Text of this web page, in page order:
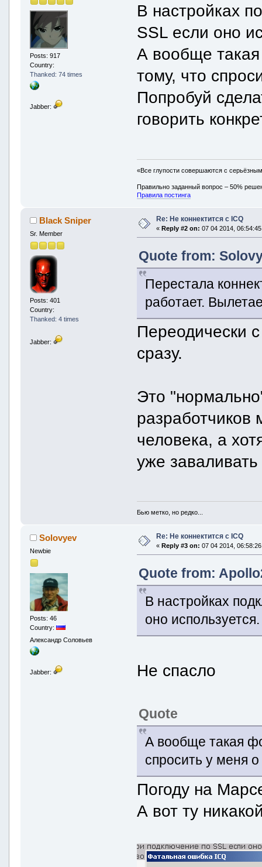
Posts: 917
Country:
Thanked: 74 times
Jabber:
В настройках
SSL если оно
А вообще
тому, что
Попробуй
говорить
«Все глупости совершаются с
Правильно заданный вопрос – 50%
Правила постинга
Black Sniper
Sr. Member
Posts: 401
Country:
Thanked: 4 times
Jabber:
Re: Не коннектится с ICQ
« Reply #2 on: 07 04 2014,
Quote from:
Перестала
работает.
Переодически
сразу.
Это
разработчиков
человека, а
уже
Бью метко, но редко...
Solovyev
Newbie
Posts: 46
Country:
Александр Соловьев
Jabber:
Re: Не коннектится с ICQ
« Reply #3 on: 07 04 2014,
Quote from:
В настройках
оно используется.
Не спасло
Quote
А вообще такая
спросить у меня
Погоду на
А вот ту